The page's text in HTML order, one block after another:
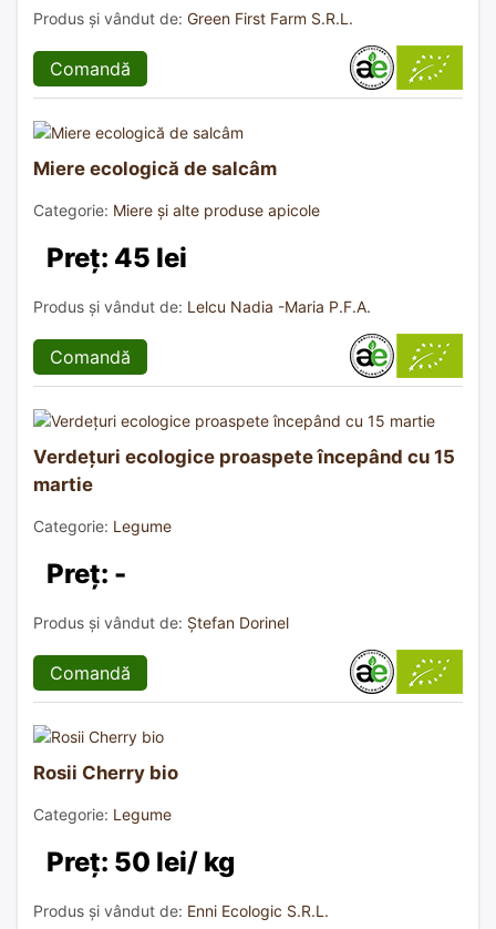
Produs și vândut de: Green First Farm S.R.L.
Comandă
Miere ecologică de salcâm
Categorie: Miere și alte produse apicole
Preț: 45 lei
Produs și vândut de: Lelcu Nadia -Maria P.F.A.
Comandă
Verdețuri ecologice proaspete începând cu 15
martie
Categorie: Legume
Preț: -
Produs și vândut de: Ștefan Dorinel
Comandă
Rosii Cherry bio
Categorie: Legume
Preț: 50 lei/ kg
Produs și vândut de: Enni Ecologic S.R.L.